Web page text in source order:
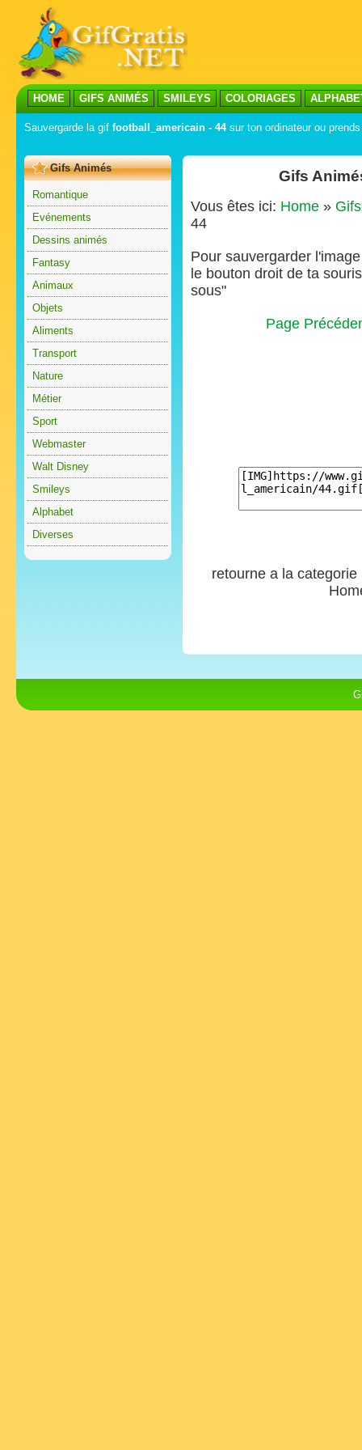
HOME GIFS ANIMÉS SMILEYS COLORIAGES
Sauvergarde la gif football_americain - 44sur ton ordinateur ou
Gifs Animés
Romantique
Evénements
Dessins animés
Fantasy
Animaux
Objets
Aliments
Transport
Nature
Métier
Sport
Webmaster
Walt Disney
Smileys
Alphabet
Diverses
Gifs
Vous êtes ici: Home »
44
Pour sauvergarder
le bouton droit de ta
sous"
Page
retourne a la categorie